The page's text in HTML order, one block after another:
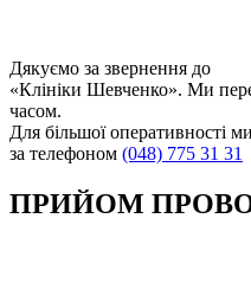
Дякуємо за звернення до
«Клініки Шевченко». Ми
часом.
Для більшої оперативності
за телефоном (048) 775 31 31
ПРИЙОМ